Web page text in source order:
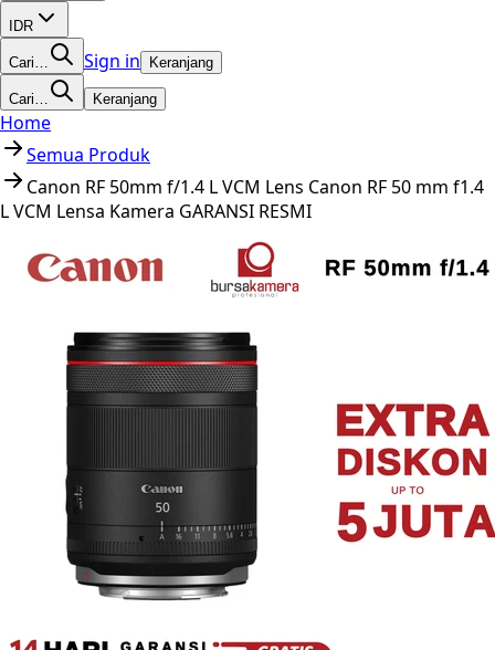
IDR
Cari… Sign in Keranjang
Cari… Keranjang
Home
Semua Produk
Canon RF 50mm f/1.4 L VCM Lens Canon RF 50 mm f1.4
L VCM Lensa Kamera GARANSI RESMI